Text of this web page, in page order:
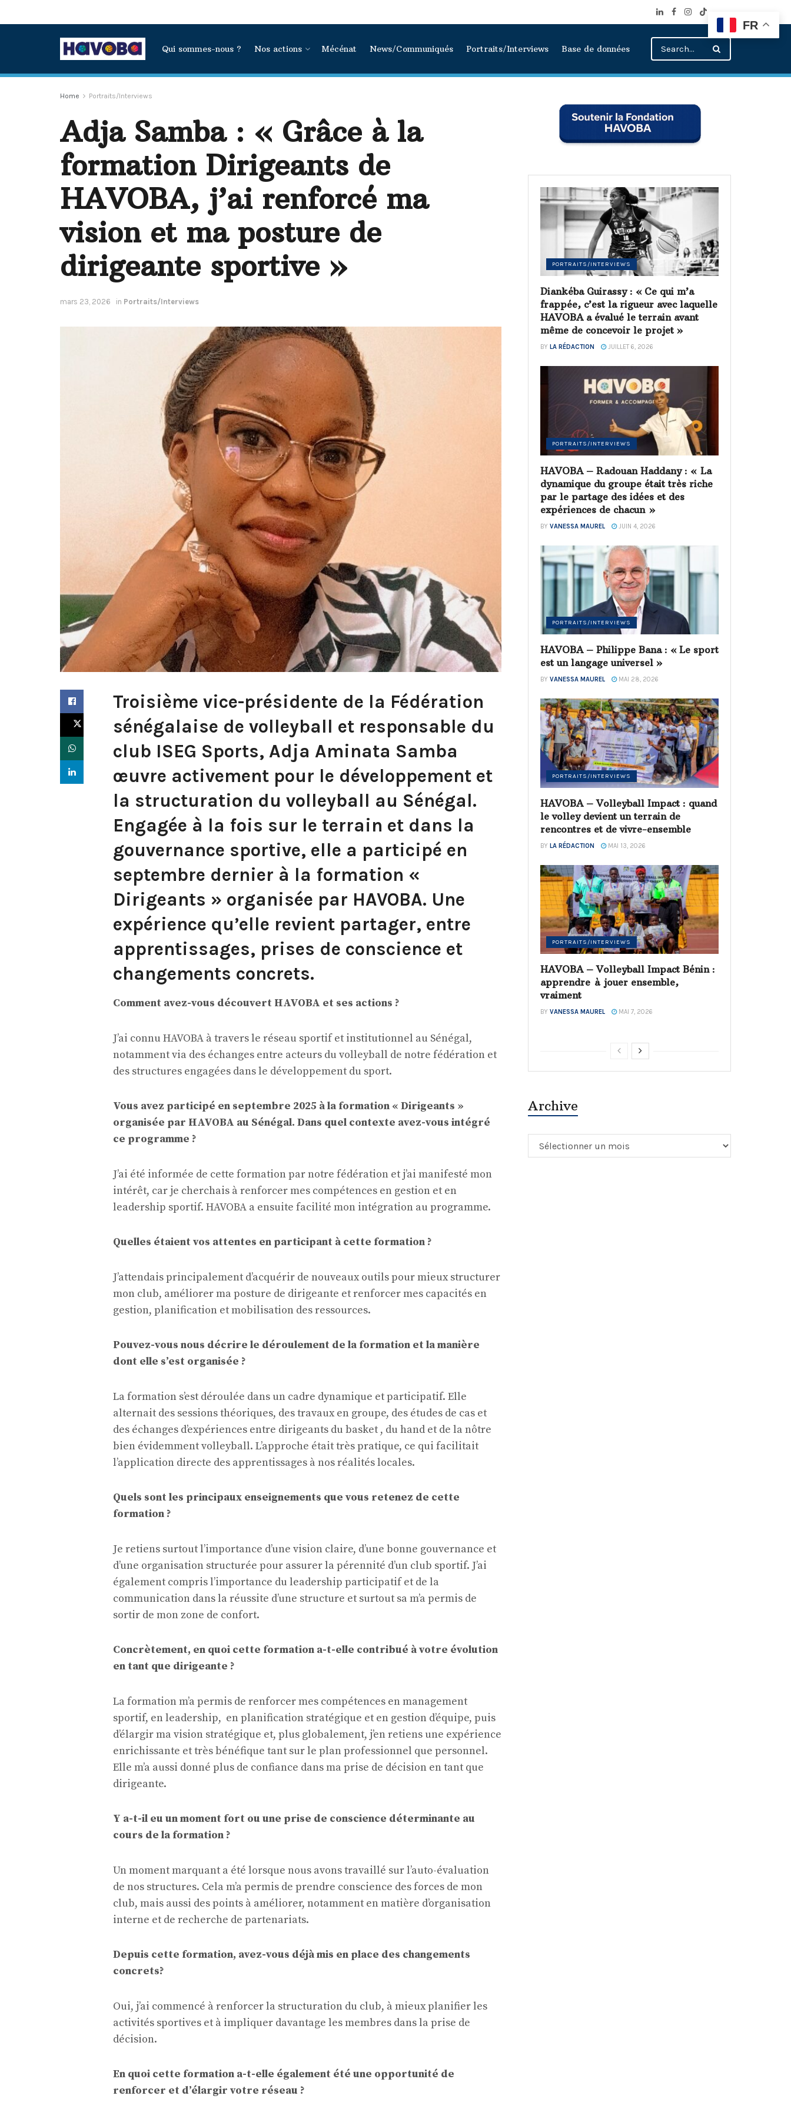
Qui sommes-nous ? Nos actions Mécénat News/Communiqués Portraits/Interviews Base de données
Home Portraits/Interviews
Adja Samba : « Grâce à la
formation Dirigeants de
HAVOBA, j’ai renforcé ma
vision et ma posture de
dirigeante sportive »
mars 23, 2026 in Portraits/Interviews
Troisième vice-présidente de la Fédération
sénégalaise de volleyball et responsable du
club ISEG Sports, Adja Aminata Samba
œuvre activement pour le développement et
la structuration du volleyball au Sénégal.
Engagée à la fois sur le terrain et dans la
gouvernance sportive, elle a participé en
septembre dernier à la formation «
Dirigeants » organisée par HAVOBA. Une
expérience qu’elle revient partager, entre
apprentissages, prises de conscience et
changements concrets.
Comment avez-vous découvert HAVOBA et ses actions ?
J’ai connu HAVOBA à travers le réseau sportif et institutionnel au Sénégal,
notamment via des échanges entre acteurs du volleyball de notre fédération et
des structures engagées dans le développement du sport.
Vous avez participé en septembre 2025 à la formation « Dirigeants »
organisée par HAVOBA au Sénégal. Dans quel contexte avez-vous intégré
ce programme ?
J’ai été informée de cette formation par notre fédération et j’ai manifesté mon
intérêt, car je cherchais à renforcer mes compétences en gestion et en
leadership sportif. HAVOBA a ensuite facilité mon intégration au programme.
Quelles étaient vos attentes en participant à cette formation ?
J’attendais principalement d’acquérir de nouveaux outils pour mieux structurer
mon club, améliorer ma posture de dirigeante et renforcer mes capacités en
gestion, planification et mobilisation des ressources.
Pouvez-vous nous décrire le déroulement de la formation et la manière
dont elle s’est organisée ?
La formation s’est déroulée dans un cadre dynamique et participatif. Elle
alternait des sessions théoriques, des travaux en groupe, des études de cas et
des échanges d’expériences entre dirigeants du basket , du hand et de la nôtre
bien évidemment volleyball. L’approche était très pratique, ce qui facilitait
l’application directe des apprentissages à nos réalités locales.
Quels sont les principaux enseignements que vous retenez de cette
formation ?
Je retiens surtout l’importance d’une vision claire, d’une bonne gouvernance et
d’une organisation structurée pour assurer la pérennité d’un club sportif. J’ai
également compris l’importance du leadership participatif et de la
communication dans la réussite d’une structure et surtout sa m’a permis de
sortir de mon zone de confort.
Concrètement, en quoi cette formation a-t-elle contribué à votre évolution
en tant que dirigeante ?
La formation m’a permis de renforcer mes compétences en management
sportif, en leadership, en planification stratégique et en gestion d’équipe, puis
d’élargir ma vision stratégique et, plus globalement, j’en retiens une expérience
enrichissante et très bénéfique tant sur le plan professionnel que personnel.
Elle m’a aussi donné plus de confiance dans ma prise de décision en tant que
dirigeante.
Y a-t-il eu un moment fort ou une prise de conscience déterminante au
cours de la formation ?
Un moment marquant a été lorsque nous avons travaillé sur l’auto-évaluation
de nos structures. Cela m’a permis de prendre conscience des forces de mon
club, mais aussi des points à améliorer, notamment en matière d’organisation
interne et de recherche de partenariats.
Depuis cette formation, avez-vous déjà mis en place des changements
concrets?
Oui, j’ai commencé à renforcer la structuration du club, à mieux planifier les
activités sportives et à impliquer davantage les membres dans la prise de
décision.
En quoi cette formation a-t-elle également été une opportunité de
renforcer et d’élargir votre réseau ?
PORTRAITS/INTERVIEWS
Diankéba Guirassy : « Ce qui m’a
frappée, c’est la rigueur avec laquelle
HAVOBA a évalué le terrain avant
même de concevoir le projet »
BY LA RÉDACTION JUILLET 6, 2026
PORTRAITS/INTERVIEWS
HAVOBA – Radouan Haddany : « La
dynamique du groupe était très riche
par le partage des idées et des
expériences de chacun »
BY VANESSA MAUREL JUIN 4, 2026
PORTRAITS/INTERVIEWS
HAVOBA – Philippe Bana : « Le sport
est un langage universel »
BY VANESSA MAUREL MAI 28, 2026
PORTRAITS/INTERVIEWS
HAVOBA – Volleyball Impact : quand
le volley devient un terrain de
rencontres et de vivre-ensemble
BY LA RÉDACTION MAI 13, 2026
PORTRAITS/INTERVIEWS
HAVOBA – Volleyball Impact Bénin :
apprendre à jouer ensemble,
vraiment
BY VANESSA MAUREL MAI 7, 2026
Archive
Archive
FR